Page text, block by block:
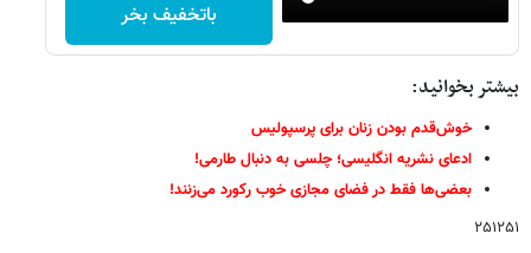
باتخفیف بخر
بیشتر بخوانید:
خوش‌قدم بودن زنان برای پرسپولیس
ادعای نشریه انگلیسی؛ چلسی به دنبال طارمی!
بعضی‌ها فقط در فضای مجازی خوب رکورد می‌زنند!
۲۵۱۲۵۱